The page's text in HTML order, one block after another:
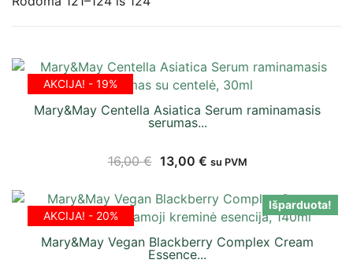
AKCIJA! - 19%
Mary&May Centella Asiatica Serum raminamasis
serumas...
16,00€ 13,00 € su PVM
Išparduota!
AKCIJA! - 20%
Mary&May Vegan Blackberry Complex Cream
Essence...